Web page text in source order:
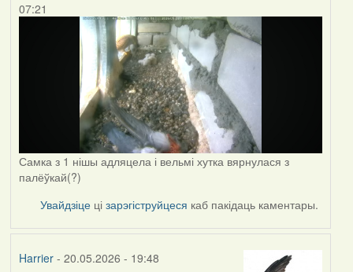
07:21
Самка з 1 нішы адляцела і вельмі хутка вярнулася з
палёўкай(?)
Увайдзіце цізарэгіструйцеся каб пакідаць каментары.
Harrier- 20.05.2026 - 19:48